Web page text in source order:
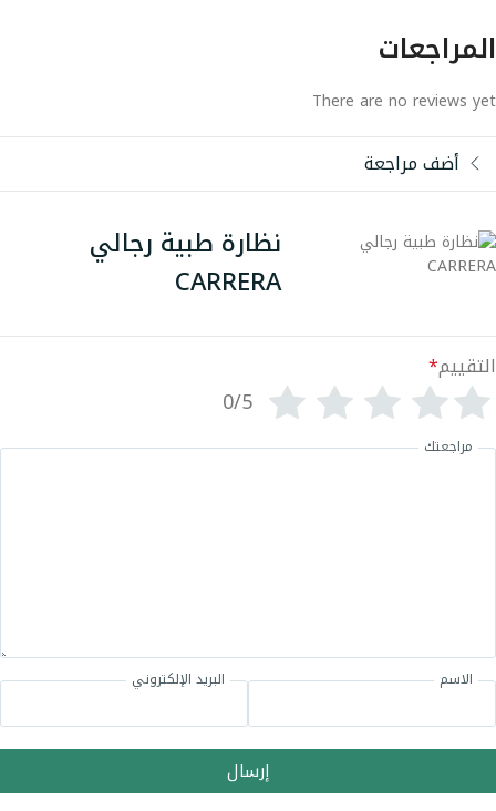
المراجعات
There are no reviews yet
أضف مراجعة
نظارة طبية رجالي
CARRERA
التقييم*
0/5
مراجعتك
الاسم البريد الإلكتروني
إرسال